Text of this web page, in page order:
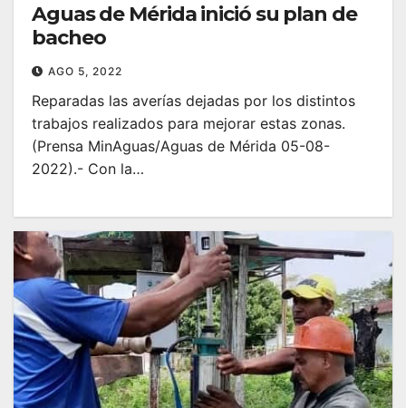
Aguas de Mérida inició su plan de
bacheo
AGO 5, 2022
Reparadas las averías dejadas por los distintos
trabajos realizados para mejorar estas zonas.
(Prensa MinAguas/Aguas de Mérida 05-08-
2022).- Con la…